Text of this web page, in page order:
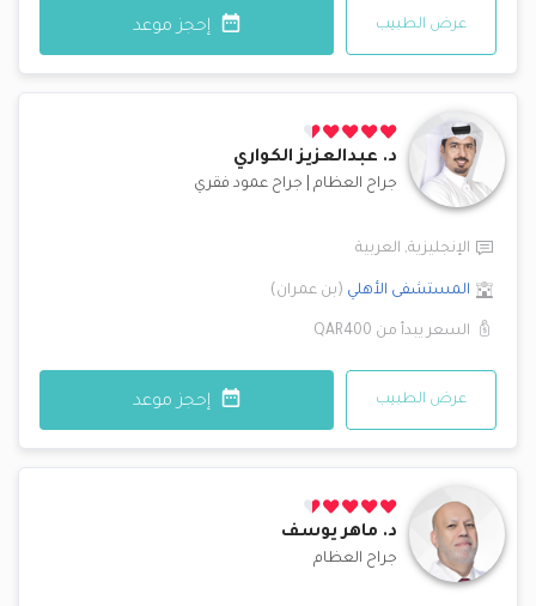
عرض الطبيب إحجز موعد
د. عبدالعزيز الكواري
جراح العظام جراح عمود فقري
الإنجليزية, العربية
المستشفى الأهلي (بن عمران)
السعر يبدأ من QAR400
عرض الطبيب إحجز موعد
د. ماهر يوسف
جراح العظام